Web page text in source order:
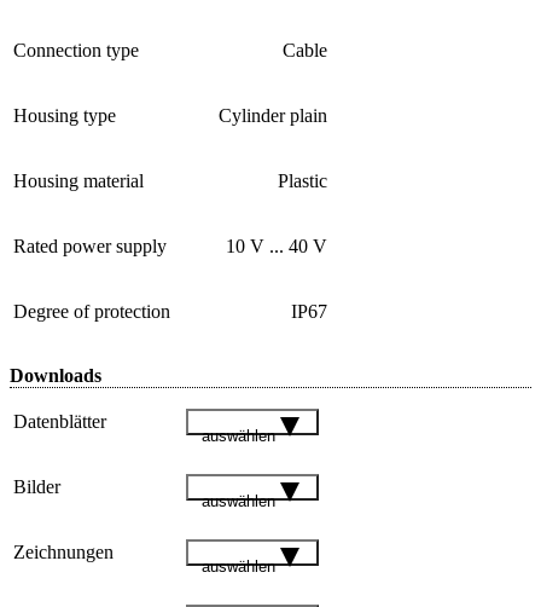
Connection type Cable
Housing type Cylinder plain
Housing material Plastic
Rated power supply 10 V ... 40 V
Degree of protection IP67
Downloads
Datenblätter
auswählen
Bilder
auswählen
Zeichnungen
auswählen